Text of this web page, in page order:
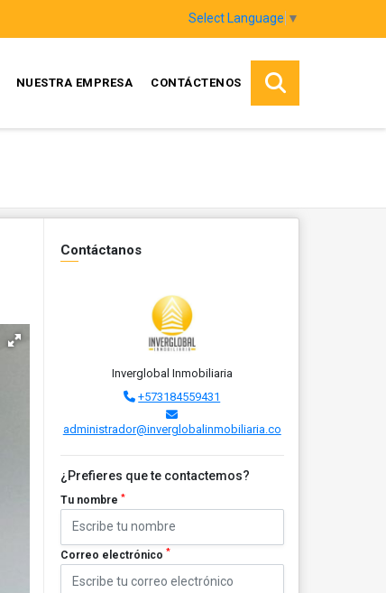
Select Language ▼
NUESTRA EMPRESA CONTÁCTENOS
Contáctanos
Inverglobal Inmobiliaria
+573184559431
administrador@inverglobalinmobiliaria.co
¿Prefieres que te contactemos?
Tu nombre *
Correo electrónico *